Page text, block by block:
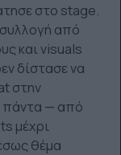
στο stage.
από
και visuals
δίστασε να
στην
πάντα — από
μέχρι
θέμα